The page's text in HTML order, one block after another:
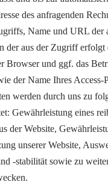
des anfragenden
Name und URL der
der aus der Zugriff erfolgt
Browser und ggf. das
der Name Ihres Access-
werden durch uns zu
Gewährleistung eines
der Website,
unserer Website,
-stabilität sowie zu